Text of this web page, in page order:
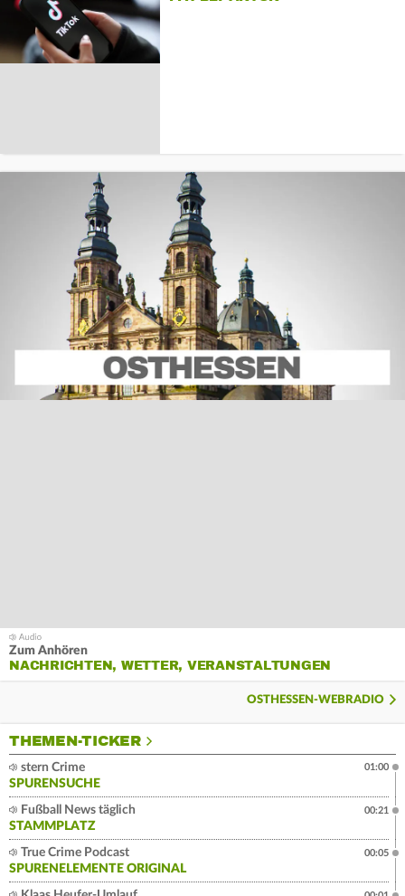
Zum Anhören
NACHRICHTEN, WETTER, VERANSTALTUNGEN
OSTHESSEN-WEBRADIO
THEMEN-TICKER
stern Crime
SPURENSUCHE
01:00
Fußball News täglich
STAMMPLATZ
00:21
True Crime Podcast
SPURENELEMENTE ORIGINAL
00:05